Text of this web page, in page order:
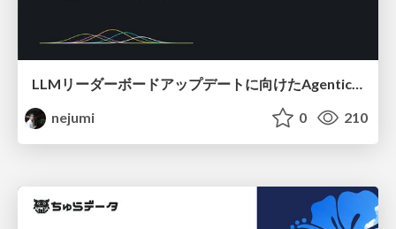
LLMリーダーボードアップデートに向けたAgentic Math_SWEのトレースについて
nejumi
0 210